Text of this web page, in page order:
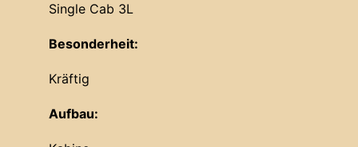
Single Cab 3L
Besonderheit:
Kräftig
Aufbau: